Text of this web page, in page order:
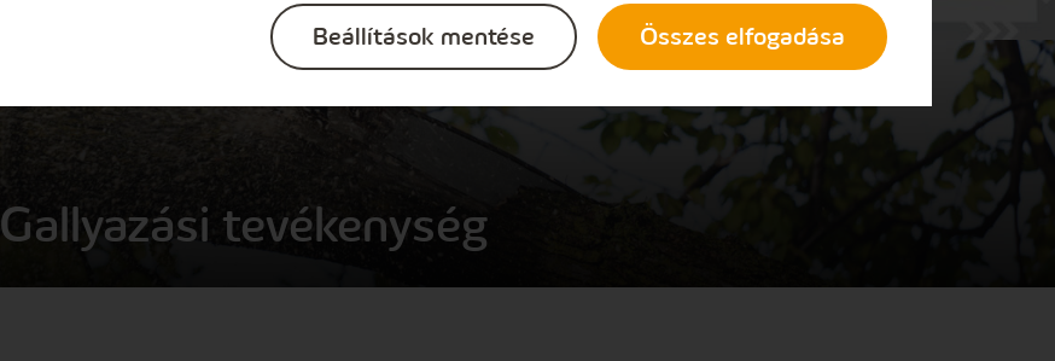
Gallyazási tevékenység
Beállítások mentése Összes elfogadása